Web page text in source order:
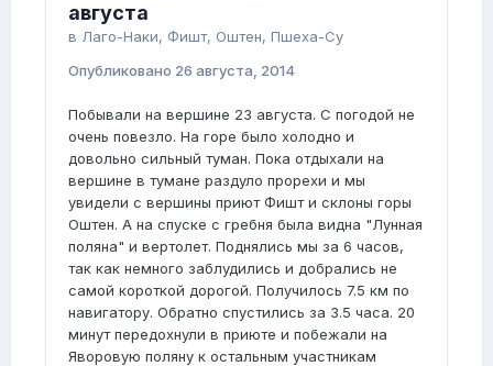
августа
в Лаго-Наки, Фишт, Оштен, Пшеха-Су
Опубликовано 26 августа, 2014
Побывали на вершине 23 августа. С погодой не
очень повезло. На горе было холодно и
довольно сильный туман. Пока отдыхали на
вершине в тумане раздуло прорехи и мы
увидели с вершины приют Фишт и склоны горы
Оштен. А на спуске с гребня была видна "Лунная
поляна" и вертолет. Поднялись мы за 6 часов,
так как немного заблудились и добрались не
самой короткой дорогой. Получилось 7.5 км по
навигатору. Обратно спустились за 3.5 часа. 20
минут передохнули в приюте и побежали на
Яворовую поляну к остальным участникам